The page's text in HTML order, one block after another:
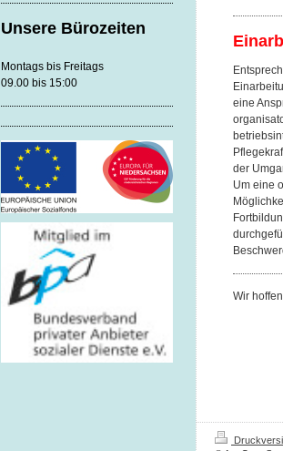
eine
der
Um eine
Wir
Unsere Bürozeiten
Montags bis Freitags
09.00 bis 15:00